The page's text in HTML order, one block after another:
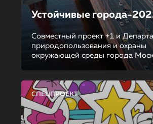
Устойчивые города-
Совместный проект +1 и
природопользования и охраны
окружающей среды города
СПЕЦПРОЕКТ